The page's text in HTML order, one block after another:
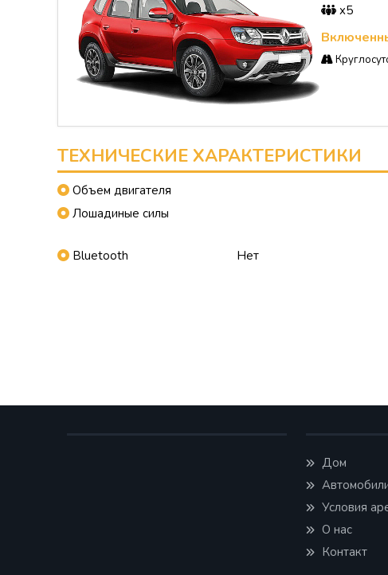
x5
ТЕХНИЧЕСКИЕ ХАРАКТЕРИСТИКИ
Объем двигателя
Лошадиные силы
Bluetooth
Нет
Дом
Условия
О нас
Контакт